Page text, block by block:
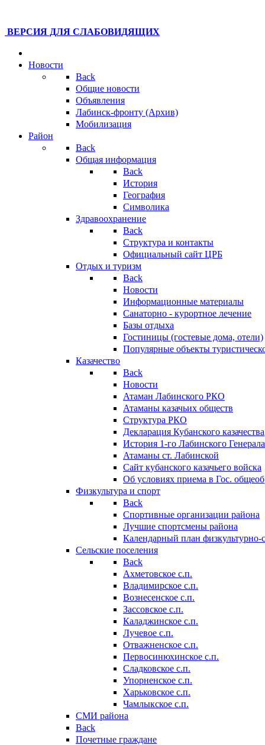
ВЕРСИЯ ДЛЯ СЛАБОВИДЯЩИХ
Новости
Back
Общие новости
Объявления
Лабинск-фронту (Архив)
Мобилизация
Район
Back
Общая информация
Back
История
География
Символика
Здравоохранение
Back
Структура и контакты
Официальный сайт ЦРБ
Отдых и туризм
Back
Новости
Информационные материалы
Санаторно - курортное лечение
Базы отдыха
Гостиницы (гостевые дома, отели)
Популярные объекты
Казачество
Back
Новости
Атаман Лабинского РКО
Атаманы казачьих обществ
Структура РКО
Декларация Кубанского казачества
История 1-го Лабинского
Атаманы ст. Лабинской
Cайт кубанского казачьего войска
Об условиях приема в Гос.
Физкультура и спорт
Back
Спортивные организации района
Лучшие спортсмены района
Календарный план
Сельские поселения
Back
Ахметовское с.п.
Владимирское с.п.
Вознесенское с.п.
Зассовское с.п.
Каладжинское с.п.
Лучевое с.п.
Отважненское с.п.
Первосинюхинское с.п.
Сладковское с.п.
Упорненское с.п.
Харьковское с.п.
Чамлыкское с.п.
СМИ района
Back
Почетные граждане